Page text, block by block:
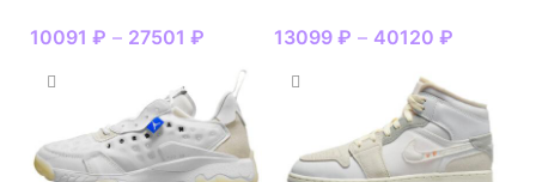
10091 ₽ – 27501 ₽ 13099 ₽ – 40120 ₽